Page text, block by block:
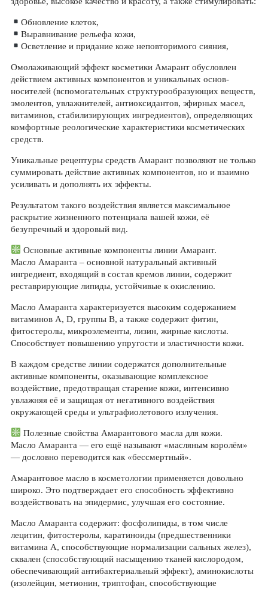
Обновление клеток,
Выравнивание рельефа кожи,
Осветление и придание коже неповторимого сияния,
Омолаживающий эффект косметики Амарант обусловлен
действием активных компонентов и уникальных основ-
носителей (вспомогательных структурообразующих веществ,
эмолентов, увлажнителей, антиоксидантов, эфирных масел,
витаминов, стабилизирующих ингредиентов), определяющих
комфортные реологические характеристики косметических
средств.
Уникальные рецептуры средств Амарант позволяют не только
суммировать действие активных компонентов, но и взаимно
усиливать и дополнять их эффекты.
Результатом такого воздействия является максимальное
раскрытие жизненного потенциала вашей кожи, её
безупречный и здоровый вид.
Основные активные компоненты линии Амарант.
Масло Амаранта – основной натуральный активный
ингредиент, входящий в состав кремов линии, содержит
реставрирующие липиды, устойчивые к окислению.
Масло Амаранта характеризуется высоким содержанием
витаминов A, D, группы B, а также содержит фитин,
фитостеролы, микроэлементы, лизин, жирные кислоты.
Способствует повышению упругости и эластичности кожи.
В каждом средстве линии содержатся дополнительные
активные компоненты, оказывающие комплексное
воздействие, предотвращая старение кожи, интенсивно
увлажняя её и защищая от негативного воздействия
окружающей среды и ультрафиолетового излучения.
Полезные свойства Амарантового масла для кожи.
Масло Амаранта — его ещё называют «масляным королём»
— дословно переводится как «бессмертный».
Амарантовое масло в косметологии применяется довольно
широко. Это подтверждает его способность эффективно
воздействовать на эпидермис, улучшая его состояние.
Масло Амаранта содержит: фосфолипиды, в том числе
лецитин, фитостеролы, каратиноиды (предшественники
витамина А, способствующие нормализации сальных желез),
сквален (способствующий насыщению тканей кислородом,
обеспечивающий антибактериальный эффект), аминокислоты
(изолейцин, метионин, триптофан, способствующие